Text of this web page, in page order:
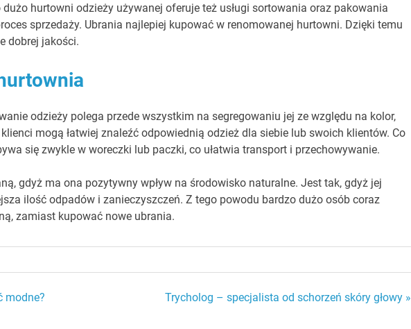
hurtowni odzieży używanej oferuje też usługi sortowania oraz pakowania
sprzedaży. Ubrania najlepiej kupować w renomowanej hurtowni. Dzięki temu
dobrej jakości.
odzieży polega przede wszystkim na segregowaniu jej ze względu na kolor,
mogą łatwiej znaleźć odpowiednią odzież dla siebie lub swoich klientów. Co
się zwykle w woreczki lub paczki, co ułatwia transport i przechowywanie.
gdyż ma ona pozytywny wpływ na środowisko naturalne. Jest tak, gdyż jej
ilość odpadów i zanieczyszczeń. Z tego powodu bardzo dużo osób coraz
zamiast kupować nowe ubrania.
modne? Trycholog – specjalista od schorzeń skóry głowy »